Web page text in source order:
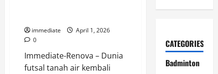
Banua
di
Profesional
immediate
April 1, 2026
0
Immediate-Renova – Dunia
futsal tanah air kembali
CATEGORIES
Badminton